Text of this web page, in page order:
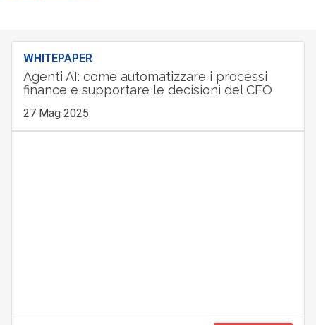
WHITEPAPER
Agenti AI: come automatizzare i processi
finance e supportare le decisioni del CFO
27 Mag 2025